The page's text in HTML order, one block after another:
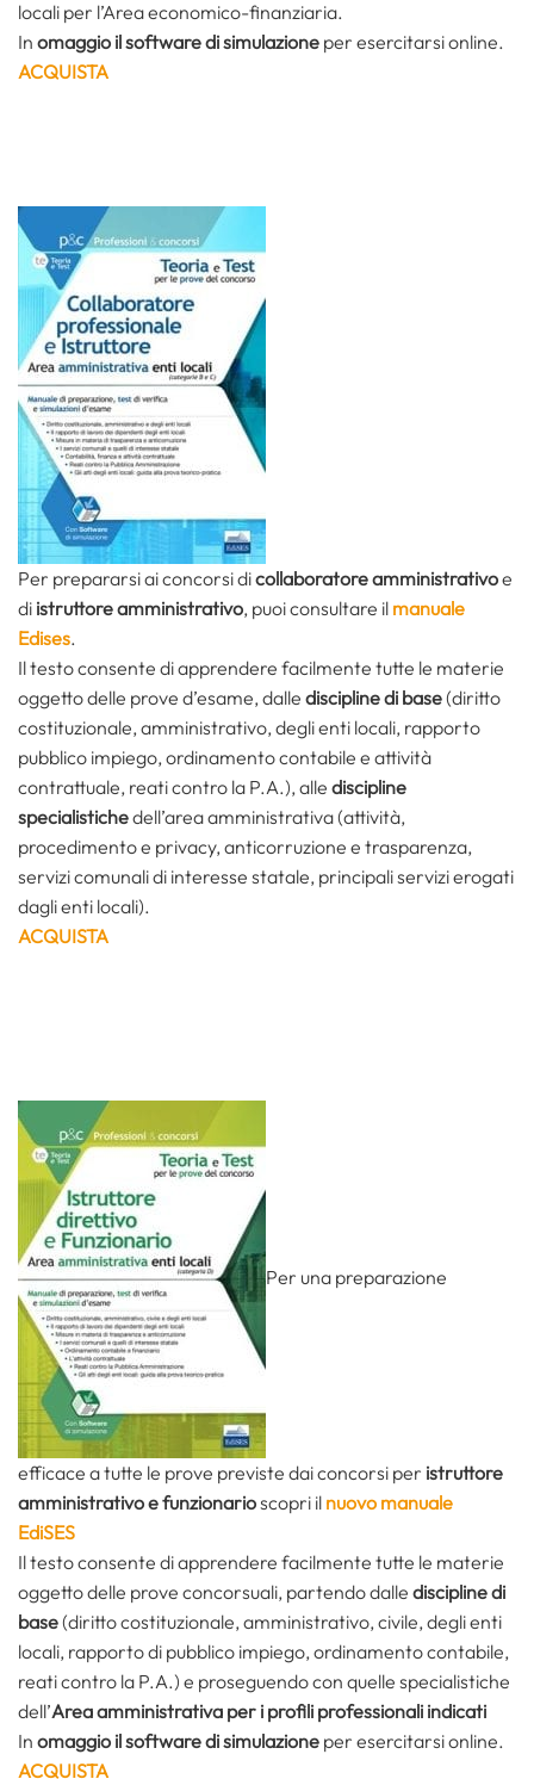
locali per l’Area economico-finanziaria.
In omaggio il software di simulazione per esercitarsi online.
ACQUISTA
Per prepararsi ai concorsi dicollaboratore amministrativoe
di istruttore amministrativo, puoi consultare il manuale
Edises.
Il testo consente di apprendere facilmente tutte le materie
oggetto delle prove d’esame, dalle discipline di base(diritto
costituzionale, amministrativo, degli enti locali, rapporto
pubblico impiego, ordinamento contabile e attività
contrattuale, reati contro la P.A.), alle discipline
specialistichedell’area amministrativa (attività,
procedimento e privacy, anticorruzione e trasparenza,
servizi comunali di interesse statale, principali servizi erogati
dagli enti locali).
ACQUISTA
Per una preparazione
efficace a tutte le prove previste dai concorsi per istruttore
amministrativo e funzionarioscopri il nuovo manuale
EdiSES
Il testo consente di apprendere facilmente tutte le materie
oggetto delle prove concorsuali, partendo dalle discipline di
base(diritto costituzionale, amministrativo, civile, degli enti
locali, rapporto di pubblico impiego, ordinamento contabile,
reati contro la P.A.) e proseguendo con quelle specialistiche
dell’Area amministrativa per i profili professionali indicati
In omaggio il software di simulazione per esercitarsi online.
ACQUISTA